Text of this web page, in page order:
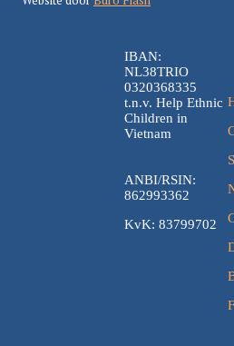
IBAN:
NL38TRIO
0320368335
t.n.v. Help Ethnic
Children in
Vietnam
ANBI/RSIN:
862993362
KvK: 83799702